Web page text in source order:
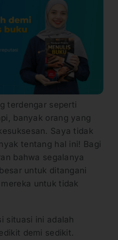
terdengar seperti
banyak orang yang
Saya tidak
tentang hal ini! Bagi
bahwa segalanya
untuk ditangani
untuk tidak
situasi ini adalah
demi sedikit.